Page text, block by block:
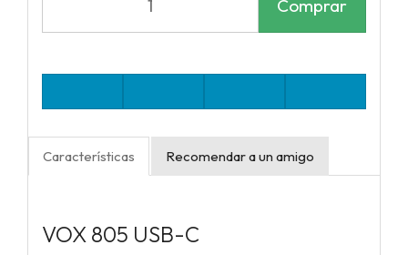
Comprar
Características Recomendar a un amigo
VOX 805 USB-C